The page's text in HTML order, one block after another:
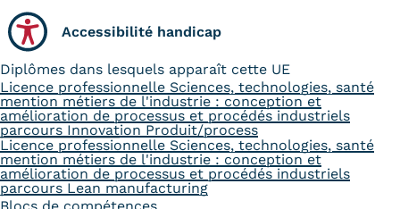
Accessibilité handicap
Diplômes dans lesquels apparaît cette UE
Licence professionnelle Sciences, technologies, santé
mention métiers de l'industrie : conception et
amélioration de processus et procédés industriels
parcours Innovation Produit/process
Licence professionnelle Sciences, technologies, santé
mention métiers de l'industrie : conception et
amélioration de processus et procédés industriels
parcours Lean manufacturing